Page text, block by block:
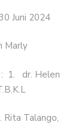
2024
1. dr. Helen